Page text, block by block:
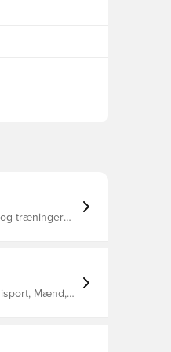
og træninger
Mænd,